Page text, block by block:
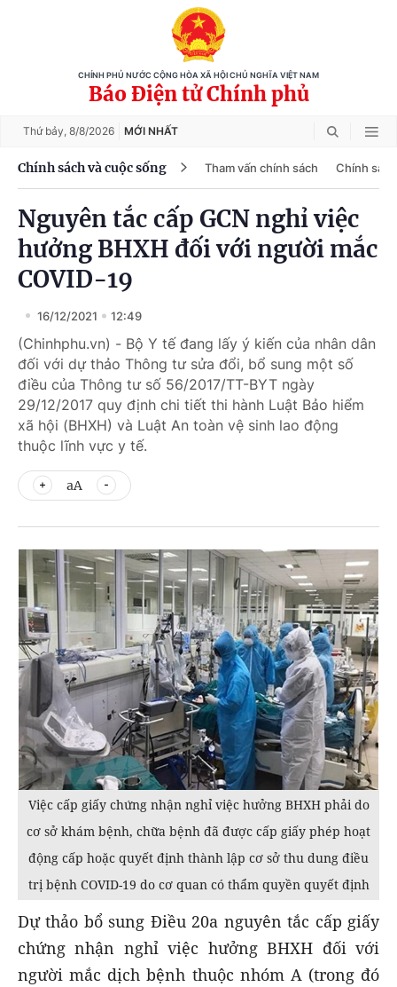
CHÍNH PHỦ NƯỚC CỘNG HÒA XÃ HỘI CHỦ NGHĨA VIỆT NAM
Báo Điện tử Chính phủ
Thứ bảy, 8/8/2026 MỚI NHẤT
Chính sách và cuộc sống Tham vấn chính sách Chính
Nguyên tắc cấp GCN nghỉ việc
hưởng BHXH đối với người mắc
COVID-19
16/12/2021 12:49
(Chinhphu.vn) - Bộ Y tế đang lấy ý kiến của nhân dân
đối với dự thảo Thông tư sửa đổi, bổ sung một số
điều của Thông tư số 56/2017/TT-BYT ngày
29/12/2017 quy định chi tiết thi hành Luật Bảo hiểm
xã hội (BHXH) và Luật An toàn vệ sinh lao động
thuộc lĩnh vực y tế.
aA
Việc cấp giấy chứng nhận nghỉ việc hưởng BHXH phải do
cơ sở khám bệnh, chữa bệnh đã được cấp giấy phép hoạt
động cấp hoặc quyết định thành lập cơ sở thu dung điều
trị bệnh COVID-19 do cơ quan có thẩm quyền quyết định
Dự thảo bổ sung Điều 20a nguyên tắc cấp giấy
chứng nhận nghỉ việc hưởng BHXH đối với
người mắc dịch bệnh thuộc nhóm A (trong đó